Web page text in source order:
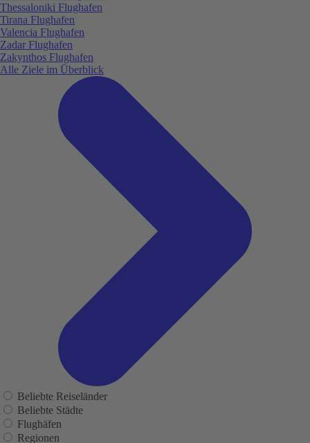
Thessaloniki Flughafen
Tirana Flughafen
Valencia Flughafen
Zadar Flughafen
Zakynthos Flughafen
Alle Ziele im Überblick
Beliebte Reiseländer
Beliebte Städte
Flughäfen
Regionen